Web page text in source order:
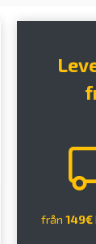
från 149€